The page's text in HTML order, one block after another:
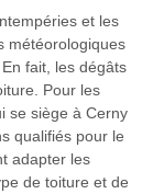
et les
météorologiques
fait, les dégâts
Pour les
se siège à Cerny
qualifiés pour le
adapter les
de toiture et de